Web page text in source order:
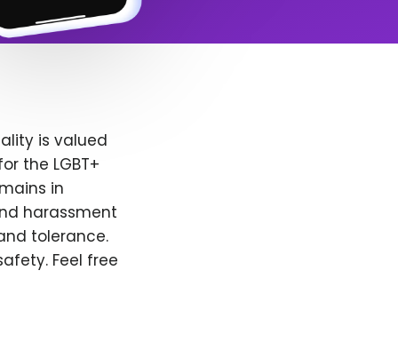
is valued
the LGBT+
in
harassment
tolerance.
Feel free